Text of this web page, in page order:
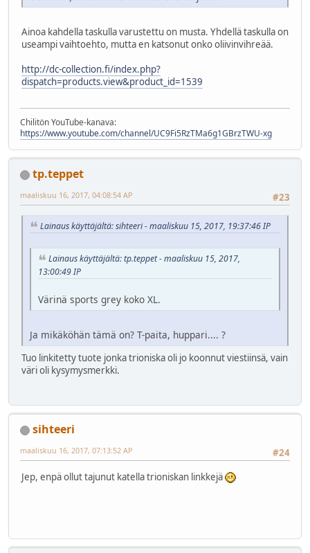
Ainoa kahdella taskulla varustettu on musta. Yhdellä taskulla on
useampi vaihtoehto, mutta en katsonut onko oliivinvihreää.
http://dc-collection.fi/index.php?
dispatch=products.view&product_id=1539
Chilitön YouTube-kanava:
https://www.youtube.com/channel/UC9Fi5RzTMa6g1GBrzTWU-xg
tp.teppet
#23
maaliskuu 16, 2017, 04:08:54 AP
Lainaus käyttäjältä: sihteeri - maaliskuu 15, 2017, 19:37:46 IP
Lainaus käyttäjältä: tp.teppet - maaliskuu 15, 2017,
13:00:49 IP
Värinä sports grey koko XL.
Ja mikäköhän tämä on? T-paita, huppari.... ?
Tuo linkitetty tuote jonka trioniska oli jo koonnut viestiinsä, vain
väri oli kysymysmerkki.
sihteeri
#24
maaliskuu 16, 2017, 07:13:52 AP
Jep, enpä ollut tajunut katella trioniskan linkkejä